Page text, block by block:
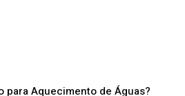
para Aquecimento de Águas?